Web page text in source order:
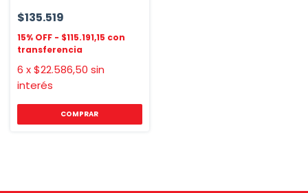
$135.519
$115.191,15
6 x$22.586,50 sin
interés
COMPRAR